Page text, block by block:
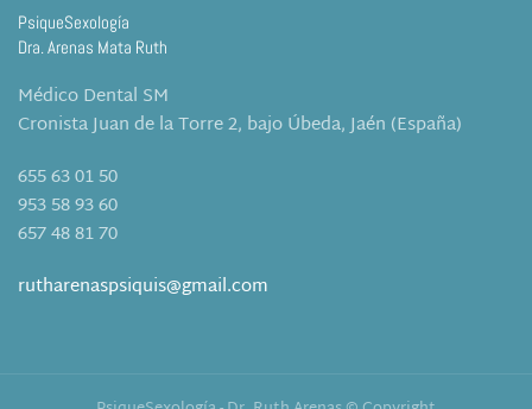
PsiqueSexología
Dra. Arenas Mata Ruth
Médico Dental SM
Cronista Juan de la Torre 2, bajo Úbeda, Jaén (España)
655 63 01 50
953 58 93 60
657 48 81 70
rutharenaspsiquis@gmail.com